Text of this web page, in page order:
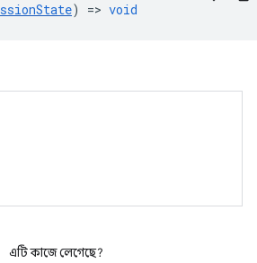
) => void
এটি কাজে লেগেছে?